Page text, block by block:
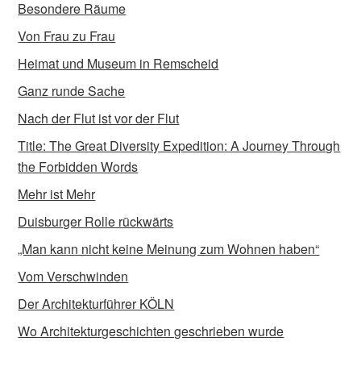
Besondere Räume
Von Frau zu Frau
Heimat und Museum in Remscheid
Ganz runde Sache
Nach der Flut ist vor der Flut
Title: The Great Diversity Expedition: A Journey Through
the Forbidden Words
Mehr ist Mehr
Duisburger Rolle rückwärts
„Man kann nicht keine Meinung zum Wohnen haben“
Vom Verschwinden
Der Architekturführer KÖLN
Wo Architekturgeschichten geschrieben wurde